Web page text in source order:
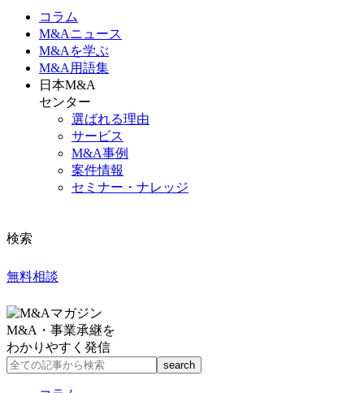
コラム
M&Aニュース
M&Aを学ぶ
M&A 用語集
日本M&A
センター
選ばれる理由
サービス
M&A事例
案件情報
セミナー・ナレッジ
検索
無料相談
M&A・事業承継を
わかりやすく発信